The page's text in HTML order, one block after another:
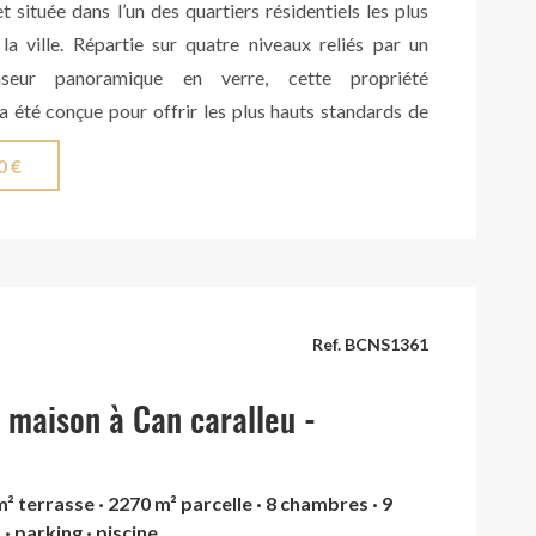
située dans l’un des quartiers résidentiels les plus
ville. Répartie sur quatre niveaux reliés par un
panoramique en verre, cette propriété
été conçue pour offrir les plus hauts standards de
et de sophistication. Le rez-de-chaussée accueille
d’entrée raffiné menant à un magnifique espace de
agréable espace repas idéal pour le quotidien.
pour profiter pleinement du style de vie
un grand jardin paysager avec vues dégagées, une
espace solarium, une terrasse chill-out et une
créant un cadre idéal pour la détente et les
€
Ref. BCNS1361
maison à Can caralleu -
terrasse · 2270 m² parcelle · 8 chambres · 9